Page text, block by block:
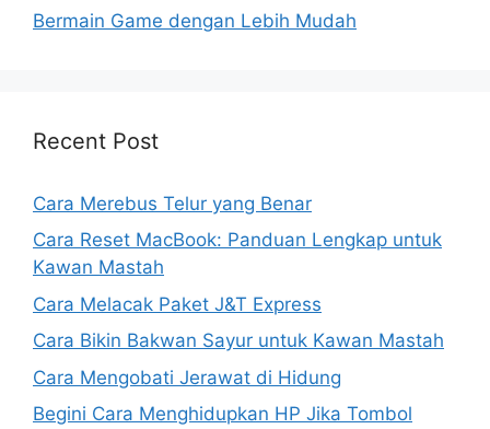
Bermain Game dengan Lebih Mudah
Recent Post
Cara Merebus Telur yang Benar
Cara Reset MacBook: Panduan Lengkap untuk
Kawan Mastah
Cara Melacak Paket J&T Express
Cara Bikin Bakwan Sayur untuk Kawan Mastah
Cara Mengobati Jerawat di Hidung
Begini Cara Menghidupkan HP Jika Tombol